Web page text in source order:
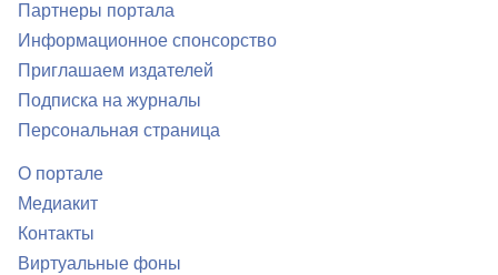
Партнеры портала
Информационное спонсорство
Приглашаем издателей
Подписка на журналы
Персональная страница
О портале
Медиакит
Контакты
Виртуальные фоны